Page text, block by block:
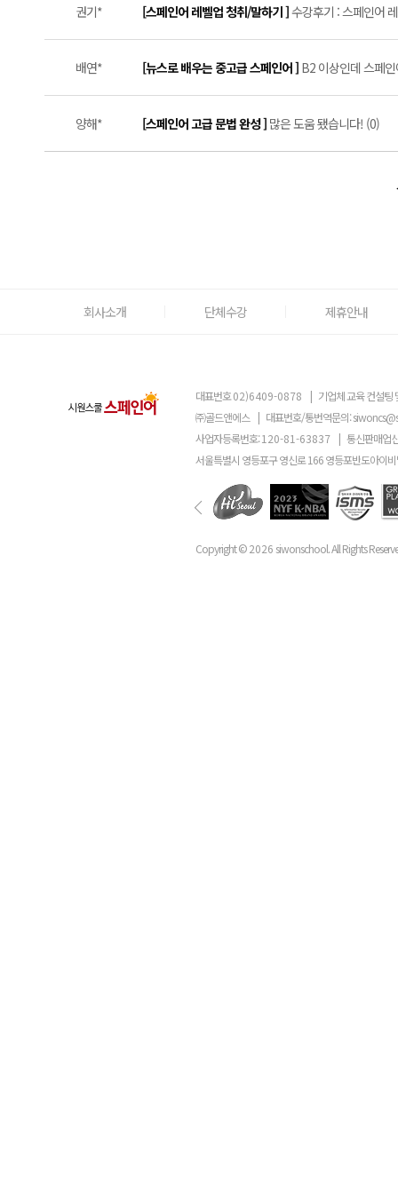
권기* [스페인어 레벨업 청취/말하기 ]수강후기 : 스페인어
배연* [뉴스로 배우는 중고급 스페인어 ] B2 이상인데 스페
양해* [스페인어 고급 문법 완성 ] 많은 도움 됐습니다! (0)
회사소개 단체수강 제휴안내
대표번호02)6409-0878 | 기업체 교육 컨설팅
㈜골드앤에스 | 대표번호/통번역문의:
사업자등록번호:120-81-63837 | 통신판매업
서울특별시 영등포구 영신로 166 영등포반도아이
Copyright ©2026 siwonschool. All Rights